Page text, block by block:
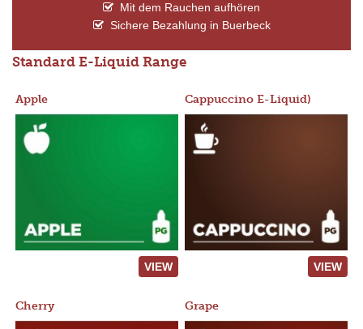
Mit dem Rauchen aufhören
Sichere Bezahlung in Buerbeck
Standard E-Liquid Range
Apple
VIEW
Cappuccino E-Liquid)
VIEW
Cherry Grape